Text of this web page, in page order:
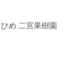
め 二宮果樹園